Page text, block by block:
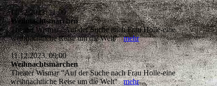
11.12.2023, 11:00
Weihnachtsmärchen
Theater Wismar "Auf der Suche nach Frau Holle-eine
weihnachtliche Reise um die Welt"mehr
11.12.2023, 09:00
Weihnachtsmärchen
Theater Wismar "Auf der Suche nach Frau Holle-eine
weihnachtliche Reise um die Welt"mehr